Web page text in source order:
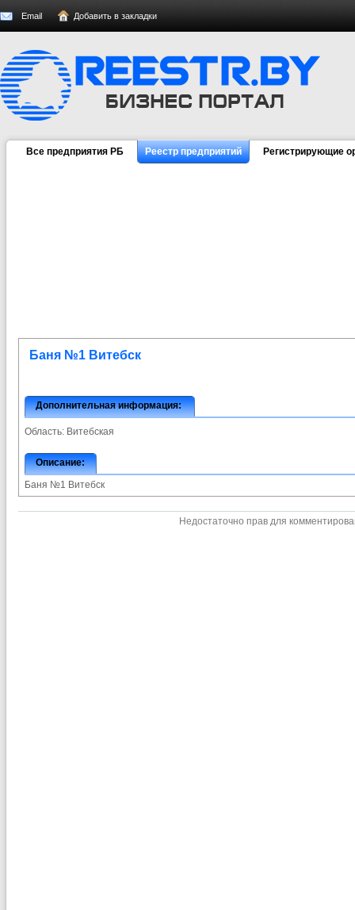
Email Добавить в закладки
Все предприятия РБ Реестр предприятий Регистрирующие
Баня №1 Витебск
Дополнительная информация:
Область: Витебская
Описание:
Баня №1 Витебск
Недостаточно прав для